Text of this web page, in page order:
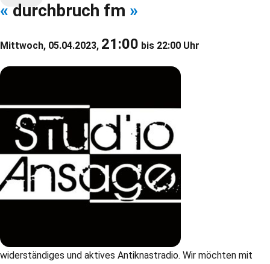
« durchbruch fm »
Mittwoch, 05.04.2023, 21:00 bis 22:00 Uhr
widerständiges und aktives Antiknastradio. Wir möchten mit